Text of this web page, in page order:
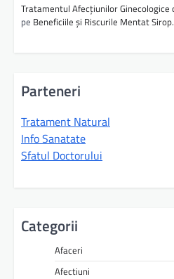
Tratamentul Afecțiunilor
pe Beneficiile și Riscurile Mentat Sirop.
Parteneri
Tratament Natural
Info Sanatate
Sfatul Doctorului
Categorii
Afaceri
Afectiuni